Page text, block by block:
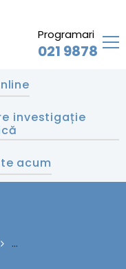
Programari
021 9878
investigație
acum